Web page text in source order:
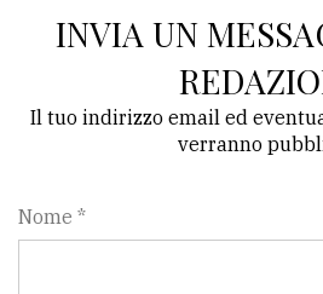
INVIA UN
Il tuo indirizzo email ed
verranno
Nome *